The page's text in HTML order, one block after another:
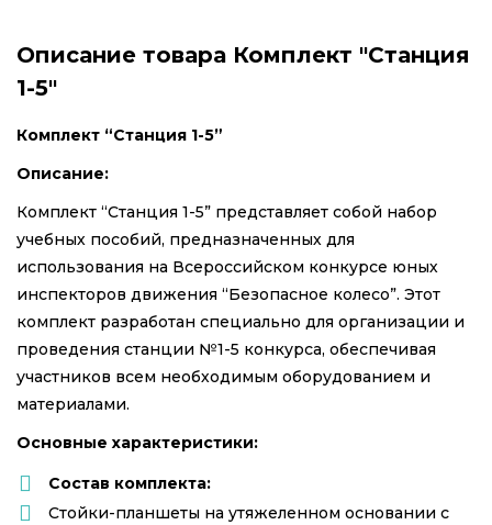
Описание товара Комплект "Станция
1-5"
Комплект “Станция 1-5”
Описание:
Комплект “Станция 1-5” представляет собой набор
учебных пособий, предназначенных для
использования на Всероссийском конкурсе юных
инспекторов движения “Безопасное колесо”. Этот
комплект разработан специально для организации и
проведения станции №1-5 конкурса, обеспечивая
участников всем необходимым оборудованием и
материалами.
Основные характеристики:
Состав комплекта:
Стойки-планшеты на утяжеленном основании с